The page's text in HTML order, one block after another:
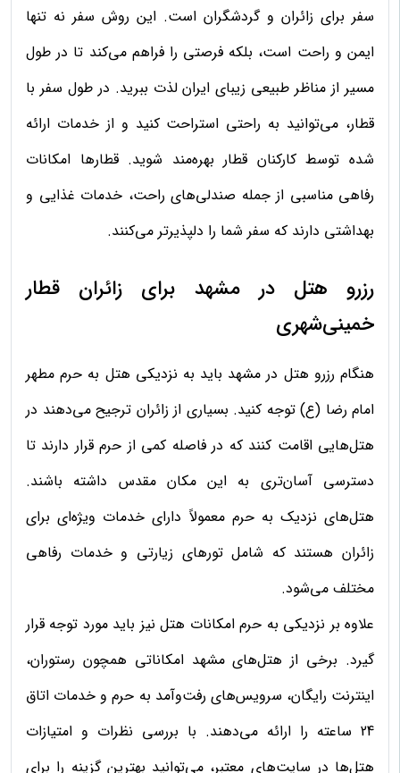
سفر برای زائران و گردشگران است. این روش سفر نه تنها
ایمن و راحت است، بلکه فرصتی را فراهم می‌کند تا در طول
مسیر از مناظر طبیعی زیبای ایران لذت ببرید. در طول سفر با
قطار، می‌توانید به راحتی استراحت کنید و از خدمات ارائه
شده توسط کارکنان قطار بهره‌مند شوید. قطارها امکانات
رفاهی مناسبی از جمله صندلی‌های راحت، خدمات غذایی و
بهداشتی دارند که سفر شما را دلپذیرتر می‌کنند.
رزرو هتل در مشهد برای زائران قطار
خمینی‌شهری
هنگام رزرو هتل در مشهد باید به نزدیکی هتل به حرم مطهر
امام رضا (ع) توجه کنید. بسیاری از زائران ترجیح می‌دهند در
هتل‌هایی اقامت کنند که در فاصله کمی از حرم قرار دارند تا
دسترسی آسان‌تری به این مکان مقدس داشته باشند.
هتل‌های نزدیک به حرم معمولاً دارای خدمات ویژه‌ای برای
زائران هستند که شامل تورهای زیارتی و خدمات رفاهی
مختلف می‌شود.
علاوه بر نزدیکی به حرم امکانات هتل نیز باید مورد توجه قرار
گیرد. برخی از هتل‌های مشهد امکاناتی همچون رستوران،
اینترنت رایگان، سرویس‌های رفت‌وآمد به حرم و خدمات اتاق
24 ساعته را ارائه می‌دهند. با بررسی نظرات و امتیازات
هتل‌ها در سایت‌های معتبر، می‌توانید بهترین گزینه را برای